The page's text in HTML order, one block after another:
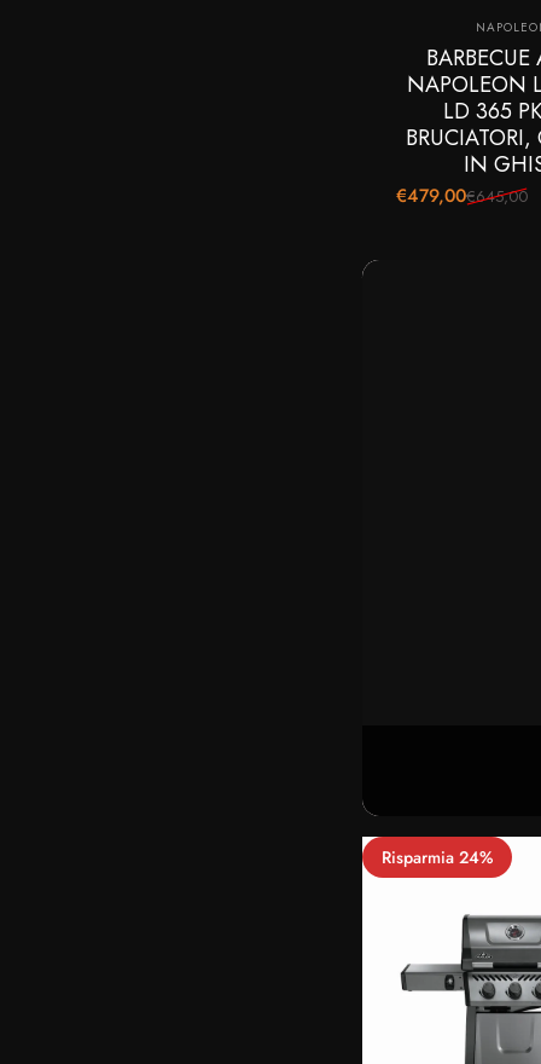
BARBECUE
NAPOLEON
LD 365
BRUCIATORI,
IN
Prezzo scontato
€479,00
Prezzo di listino
€645,00
Risparmia 24%